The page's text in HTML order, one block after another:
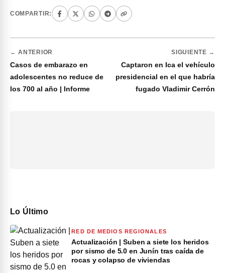
COMPARTIR:
← ANTERIOR
Casos de embarazo en
adolescentes no reduce de
los 700 al año | Informe
SIGUIENTE →
Captaron en Ica el vehículo
presidencial en el que habría
fugado Vladimir Cerrón
Lo Último
RED DE MEDIOS REGIONALES
Actualización | Suben a siete los heridos
por sismo de 5.0 en Junín tras caída de
rocas y colapso de viviendas